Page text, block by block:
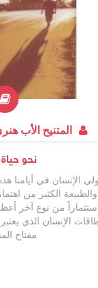
المتنيح الأب
نحو
الإنسان في أيامنا
والطبيعة الكثير من
استثماراً من نوع آخر
الإنسان الذي
مفتاح